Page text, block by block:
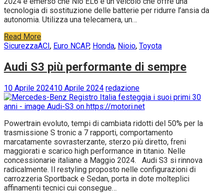
tecnologia di sostituzione delle batterie per ridurre l’ansia da
autonomia. Utilizza una telecamera, un…
Read More
SicurezzaACI, Euro NCAP, Honda, Nioio, Toyota
Audi S3 più performante di sempre
10 Aprile 202410 Aprile 2024 redazione
Powertrain evoluto, tempi di cambiata ridotti del 50% per la
trasmissione S tronic a 7 rapporti, comportamento
marcatamente sovrasterzante, sterzo più diretto, freni
maggiorati e scarico high performance in titanio. Nelle
concessionarie italiane a Maggio 2024. Audi S3 si rinnova
radicalmente. Il restyling proposto nelle configurazioni di
carrozzeria Sportback e Sedan, porta in dote molteplici
affinamenti tecnici cui consegue…